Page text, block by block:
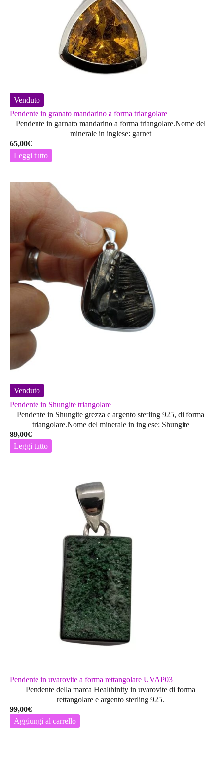
Venduto
Pendente in granato mandarino a forma triangolare
Pendente in garnato mandarino a forma triangolare.Nome del
minerale in inglese: garnet
65,00€
Leggi tutto
Venduto
Pendente in Shungite triangolare
Pendente in Shungite grezza e argento sterling 925, di forma
triangolare.Nome del minerale in inglese: Shungite
89,00€
Leggi tutto
Pendente in uvarovite a forma rettangolare UVAP03
Pendente della marca Healthinity in uvarovite di forma
rettangolare e argento sterling 925.
99,00€
Aggiungi al carrello